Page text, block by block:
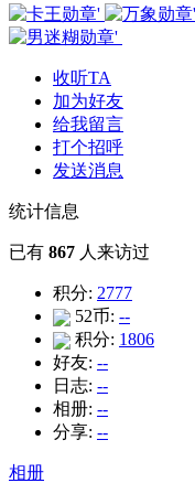
收听TA
加为好友
给我留言
打个招呼
发送消息
统计信息
已有 867 人来访过
积分: 2777
52币: --
积分: 1806
好友: --
日志: --
相册: --
分享: --
相册